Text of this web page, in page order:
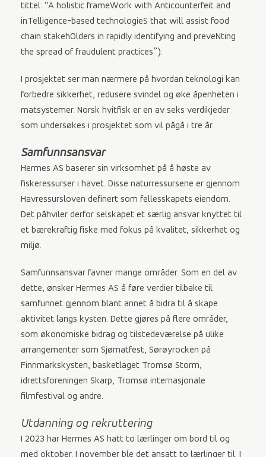
tittel: “A holistic frameWork with Anticounterfeit and
inTelligence-based technologieS that will assist food
chain stakehOlders in rapidly identifying and preveNting
the spread of fraudulent practices”).
I prosjektet ser man nærmere på hvordan teknologi kan
forbedre sikkerhet, redusere svindel og øke åpenheten i
matsystemer. Norsk hvitfisk er en av seks verdikjeder
som undersøkes i prosjektet som vil pågå i tre år.
Samfunnsansvar
Hermes AS baserer sin virksomhet på å høste av
fiskeressurser i havet. Disse naturressursene er gjennom
Havressursloven definert som fellesskapets eiendom.
Det påhviler derfor selskapet et særlig ansvar knyttet til
et bærekraftig fiske med fokus på kvalitet, sikkerhet og
miljø.
Samfunnsansvar favner mange områder. Som en del av
dette, ønsker Hermes AS å føre verdier tilbake til
samfunnet gjennom blant annet å bidra til å skape
aktivitet langs kysten. Dette gjøres på flere områder,
som økonomiske bidrag og tilstedeværelse på ulike
arrangementer som Sjømatfest, Sørøyrocken på
Finnmarkskysten, basketlaget Tromsø Storm,
idrettsforeningen Skarp, Tromsø internasjonale
filmfestival og andre.
Utdanning og rekruttering
I 2023 har Hermes AS hatt to lærlinger om bord til og
med oktober. I november ble det ansatt to lærlinger til. I